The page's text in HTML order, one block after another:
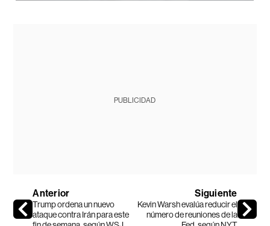
PUBLICIDAD
Anterior
Trump ordena un nuevo
ataque contra Irán para este
Siguiente
Kevin Warsh evalúa reducir el
número de reuniones de la